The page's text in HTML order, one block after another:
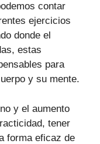
contar
ejercicios
donde el
estas
para
y su mente.
y el aumento
tener
forma eficaz de